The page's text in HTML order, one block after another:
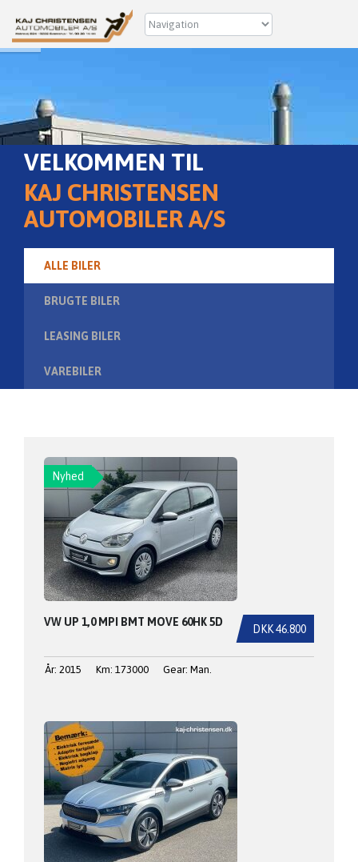
VELKOMMEN TIL
KAJ CHRISTENSEN
AUTOMOBILER A/S
ALLE BILER
BRUGTE BILER
LEASING BILER
VAREBILER
DKK 46.800
VW UP 1,0 MPI BMT MOVE 60HK 5D
År: 2015 Km: 173000 Gear: Man.
Nyhed